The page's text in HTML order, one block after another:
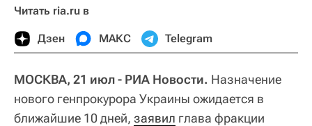
Читать ria.ru в
Дзен МАКС Telegram
МОСКВА, 21 июл - РИА Новости. Назначение
нового генпрокурора Украины ожидается в
ближайшие 10 дней, заявил глава фракции